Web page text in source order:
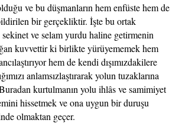
ve bu düşmanların hem enfüste hem de
bir gerçekliktir. İşte bu ortak
sekinet ve selam yurdu haline getirmenin
kuvvettir ki birlikte yürüyememek hem
hem de kendi dışımızdakilere
anlamsızlaştırarak yolun tuzaklarına
kurtulmanın yolu ihlâs ve samimiyet
hissetmek ve ona uygun bir duruşu
olmaktan geçer.